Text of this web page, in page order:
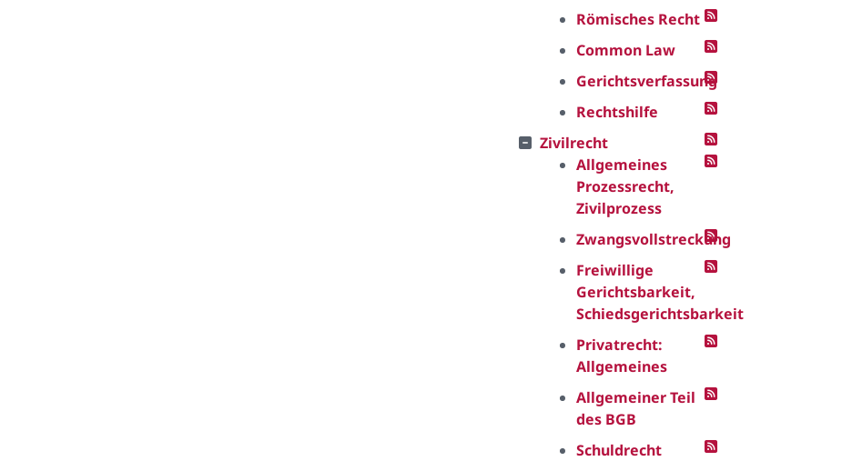
Römisches Recht
Common Law
Gerichtsverfassung
Rechtshilfe
Zivilrecht
Allgemeines
Prozessrecht,
Zivilprozess
Zwangsvollstreckung
Freiwillige
Gerichtsbarkeit,
Schiedsgerichtsbarkeit
Privatrecht:
Allgemeines
Allgemeiner Teil
des BGB
Schuldrecht